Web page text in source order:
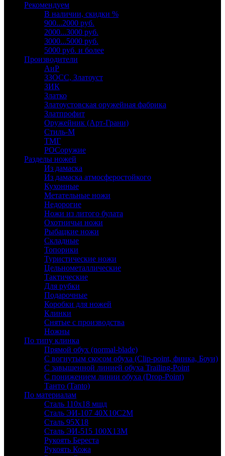
Рекомендуем
В наличии, скидки %
900...2000 руб.
2000...3000 руб.
3000...5000 руб.
5000 руб. и более
Производители
АиР
ЗЗОСС, Златоуст
ЗИК
Златко
Златоустовская оружейная фабрика
Златпрофит
Оружейник (Арт-Грани)
Стиль-М
ТМГ
РОСоружие
Разделы ножей
Из дамаска
Из дамаска атмосферостойкого
Кухонные
Метательные ножи
Недорогие
Ножи из литого булата
Охотничьи ножи
Рыбацкие ножи
Складные
Топорики
Туристические ножи
Цельнометаллические
Тактические
Для рубки
Подарочные
Коробки для ножей
Клинки
Снятые с производства
Ножны
По типу клинка
Прямой обух (normal-blade)
С вогнутым скосом обуха (Clip-point, финка, Боуи)
С завышенной линией обуха Trailing-Point
С понижением линии обуха (Drop-Point)
Танто (Tanto)
По материалам
Сталь 110х18 мшд
Сталь ЭИ-107 40Х10С2М
Сталь 95Х18
Сталь ЭИ-515 100Х13М
Рукоять Береста
Рукоять Кожа